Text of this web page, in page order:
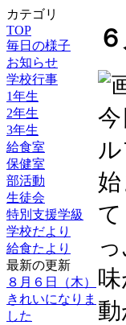
カテゴリ
TOP
毎日の様子
お知らせ
学校行事
1年生
2年生
3年生
給食室
保健室
部活動
生徒会
特別支援学級
学校だより
給食たより
最新の更新
８月６日（木）
きれいになりま
した